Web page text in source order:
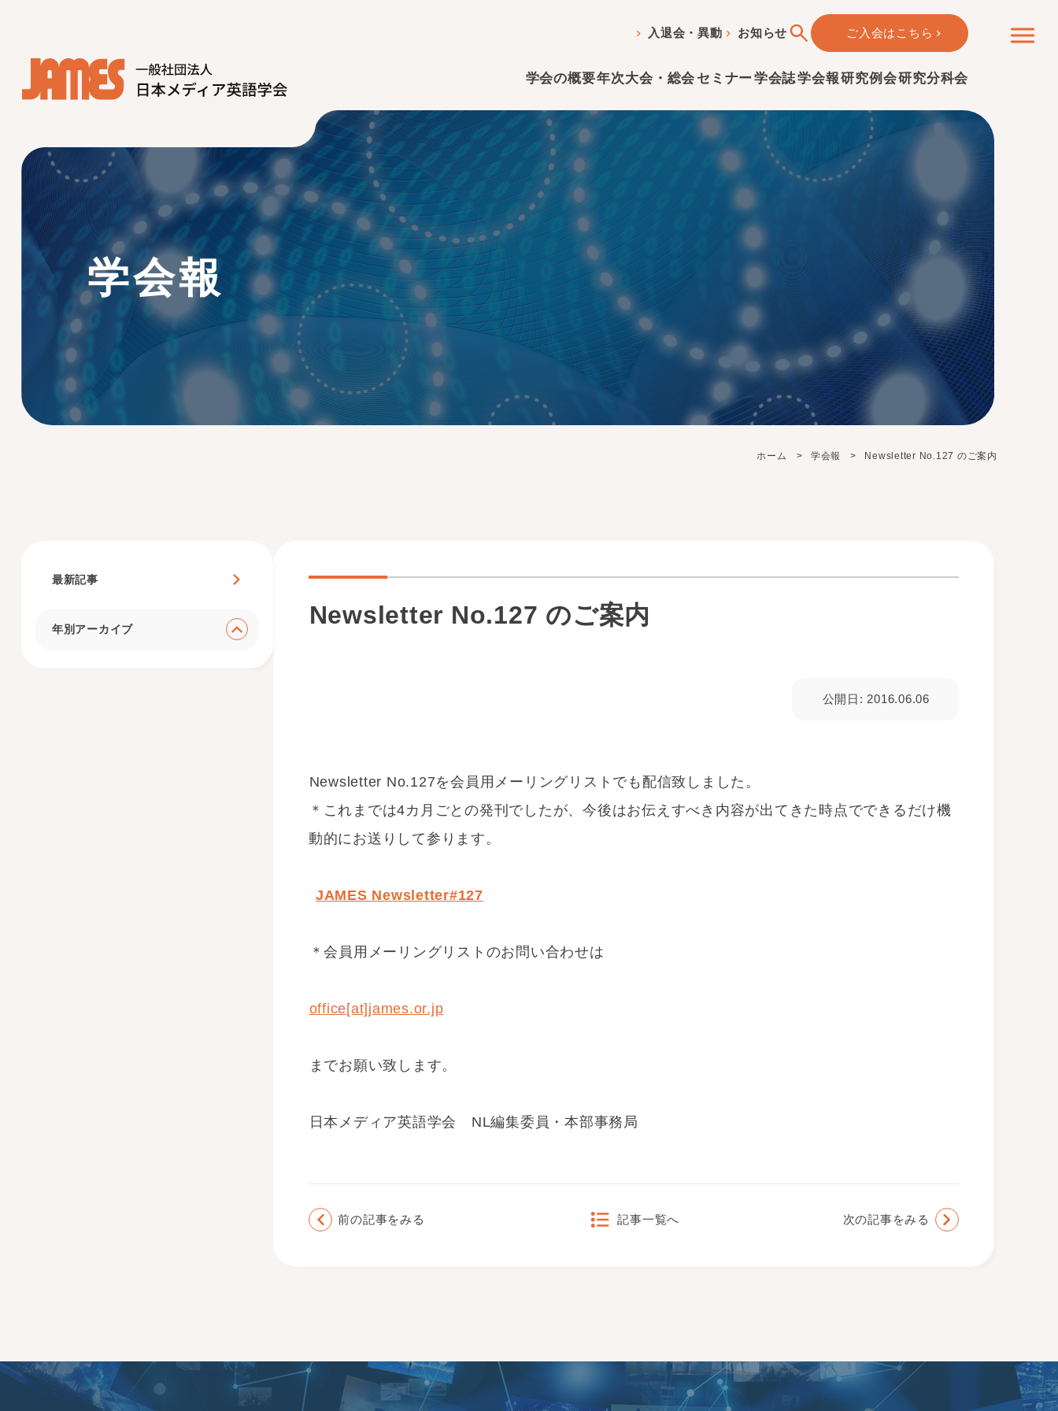
入退会・異動 お知らせ ご入会はこちら
学会の概要年次大会・総会 セミナー学会誌学会報研究例会研究分科会
学会報
ホーム 学会報 Newsletter No.127 のご案内
Newsletter No.127 のご案内
公開日: 2016.06.06
Newsletter No.127を会員用メーリングリストでも配信致しました。
＊これまでは4カ月ごとの発刊でしたが、今後はお伝えすべき内容が出てきた時点でできるだけ機
動的にお送りして参ります。
JAMES Newsletter#127
＊会員用メーリングリストのお問い合わせは
office[at]james.or.jp
までお願い致します。
日本メディア英語学会 NL編集委員・本部事務局
前の記事をみる 記事一覧へ 次の記事をみる
最新記事
年別アーカイブ